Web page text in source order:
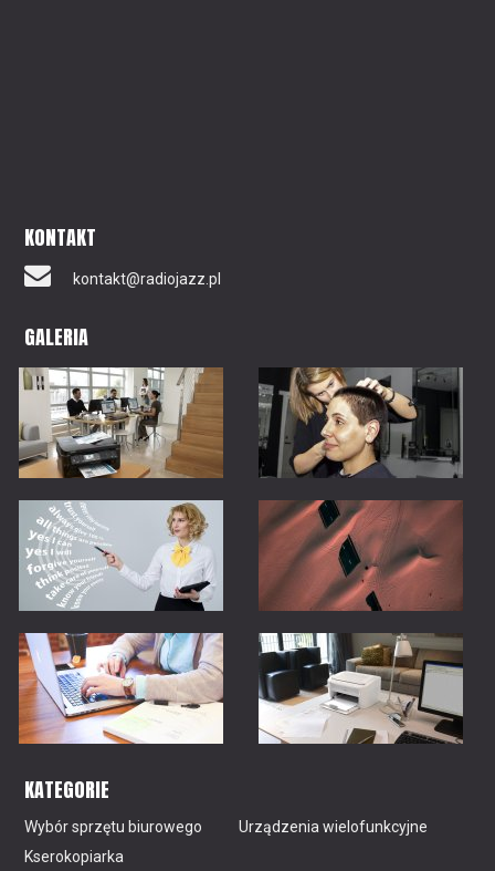
KONTAKT
kontakt@radiojazz.pl
GALERIA
KATEGORIE
Wybór sprzętu biurowego
Urządzenia wielofunkcyjne
Kserokopiarka